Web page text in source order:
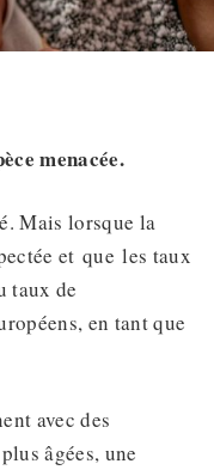
menacée.
Mais lorsque la
et que les taux
taux de
en tant que
avec des
âgées, une